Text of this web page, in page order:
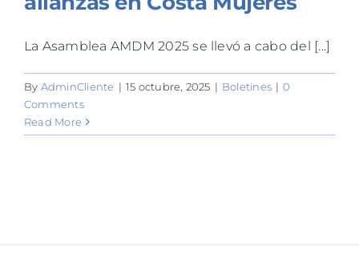
La Asamblea AMDM 2025 se llevó a cabo del [...]
By AdminCliente | 15 octubre, 2025 | Boletines | 0
Comments
Read More